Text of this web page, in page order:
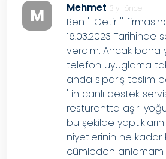
M Mehmet 3 yıl önce
Ben '' Getir ''
16.03.2023 Tarihinde
verdim. Ancak bana
telefon uyuglama
anda sipariş teslim
' in canlı destek
resturantta aşırı
bu şekilde
niyetlerinin ne
cümleden anlamam